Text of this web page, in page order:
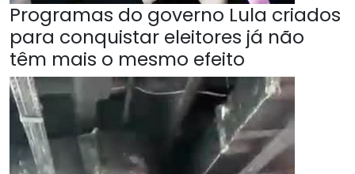
Programas do governo Lula criados
para conquistar eleitores já não
têm mais o mesmo efeito